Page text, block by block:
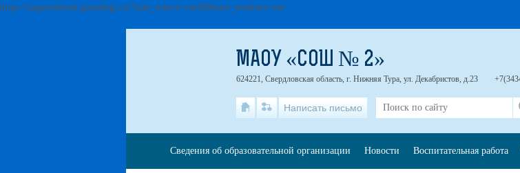
https://zagorodsreda.gosuslugi.ru/?utm_source=cur66&utm_medium=site
МАОУ «СОШ № 2»
624221, Свердловская область, г. Нижняя Тура, ул. Декабристов, д.23
Написать письмо
Сведения об образовательной организации Новости Воспитательная работа